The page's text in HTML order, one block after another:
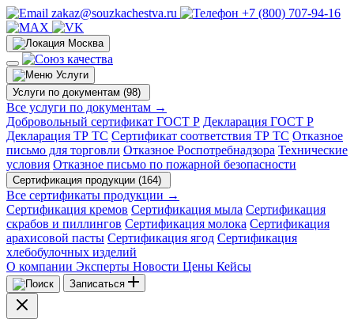
zakaz@souzkachestva.ru +7 (800) 707-94-16
Москва
Услуги
Услуги по документам (98)
Все услуги по документам →
Добровольный сертификат ГОСТ Р Декларация ГОСТ Р
Декларация ТР ТС Сертификат соответствия ТР ТС Отказное
письмо для торговли Отказное Роспотребнадзора Технические
условия Отказное письмо по пожарной безопасности
Сертификация продукции (164)
Все сертификаты продукции →
Сертификация кремов Сертификация мыла Сертификация
скрабов и пиллингов Сертификация молока Сертификация
арахисовой пасты Сертификация ягод Сертификация
хлебобулочных изделий
О компании Эксперты Новости Цены Кейсы
Записаться